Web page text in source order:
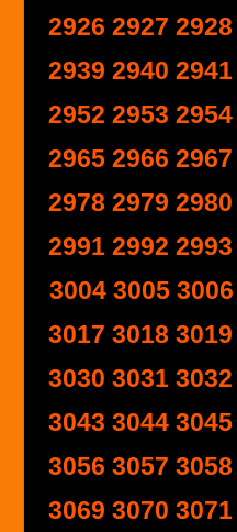
2926 2927 2928
2939 2940 2941
2952 2953 2954
2965 2966 2967
2978 2979 2980
2991 2992 2993
3004 3005 3006
3017 3018 3019
3030 3031 3032
3043 3044 3045
3056 3057 3058
3069 3070 3071